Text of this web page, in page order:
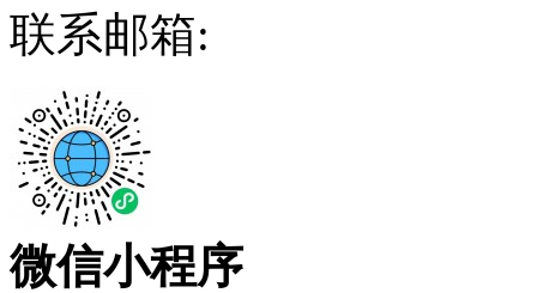
联系邮箱:
微信小程序